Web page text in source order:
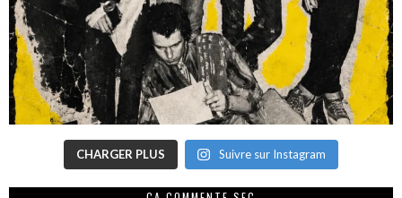
CHARGER PLUS Suivre sur Instagram